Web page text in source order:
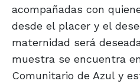
acompañadas con
desde el placer y el
maternidad será
muestra se encuentra
Comunitario de Azul y